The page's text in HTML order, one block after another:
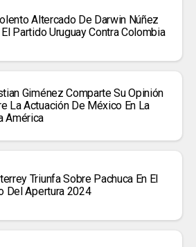
Altercado De Darwin Núñez
Partido Uruguay Contra Colombia
Giménez Comparte Su Opinión
La Actuación De México En La
América
Triunfa Sobre Pachuca En El
Del Apertura 2024